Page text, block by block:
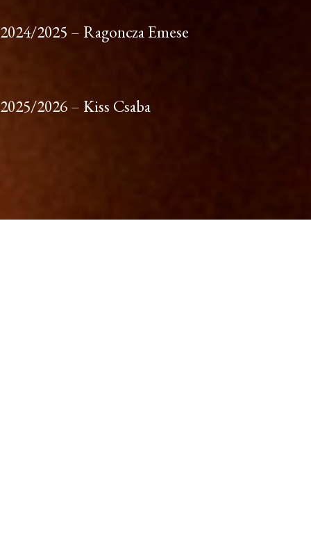
2024/2025 – Ragoncza Emese
2025/2026 – Kiss Csaba